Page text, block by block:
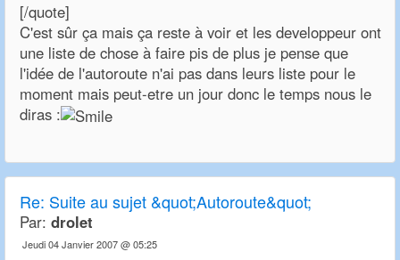
[/quote]
C'est sûr ça mais ça reste à voir et les developpeur ont
une liste de chose à faire pis de plus je pense que
l'idée de l'autoroute n'ai pas dans leurs liste pour le
moment mais peut-etre un jour donc le temps nous le
diras :
Re: Suite au sujet &quot;Autoroute&quot;
Par: drolet
Jeudi 04 Janvier 2007 @ 05:25